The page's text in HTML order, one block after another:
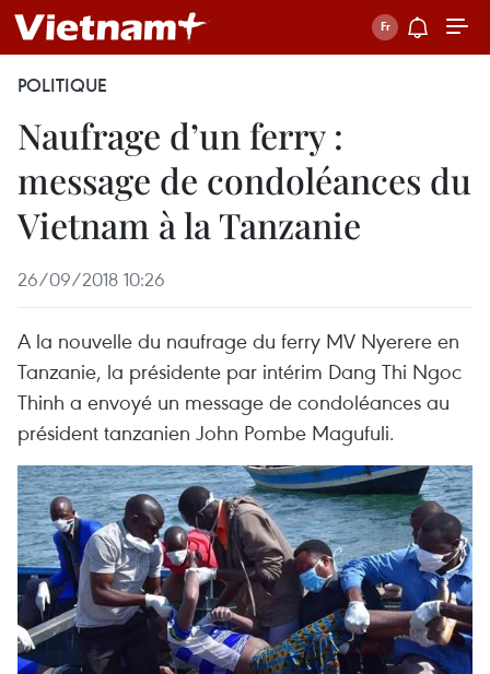
POLITIQUE
Naufrage d’un ferry :
message de condoléances du
Vietnam à la Tanzanie
26/09/2018 10:26
A la nouvelle du naufrage du ferry MV Nyerere en
Tanzanie, la présidente par intérim Dang Thi Ngoc
Thinh a envoyé un message de condoléances au
président tanzanien John Pombe Magufuli.